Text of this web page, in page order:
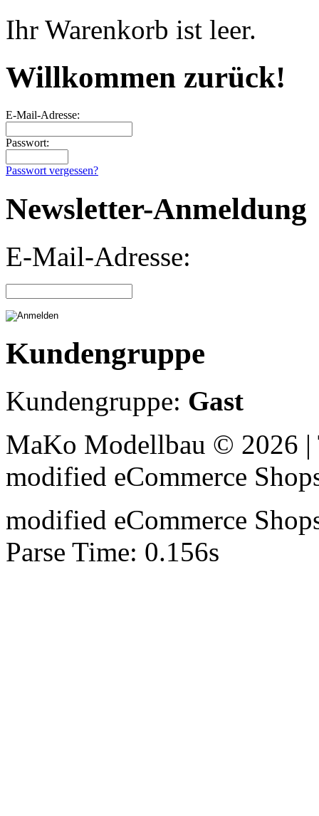
Ihr Warenkorb ist leer.
Willkommen zurück!
E-Mail-Adresse:
Passwort:
Passwort vergessen?
Newsletter-Anmeldung
E-Mail-Adresse:
Kundengruppe
Kundengruppe: Gast
MaKo Modellbau © 2026
modified eCommerce
modified eCommerce
Parse Time: 0.156s